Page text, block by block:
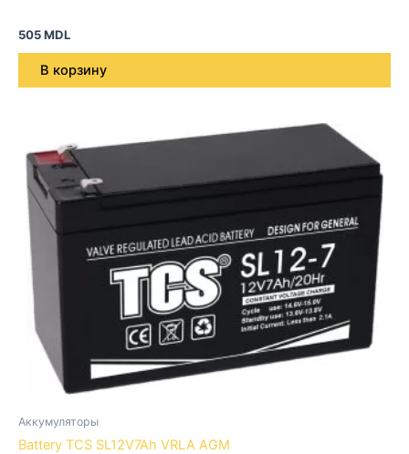
505MDL
В корзину
Аккумуляторы
Battery TCS SL12V7Ah VRLA AGM